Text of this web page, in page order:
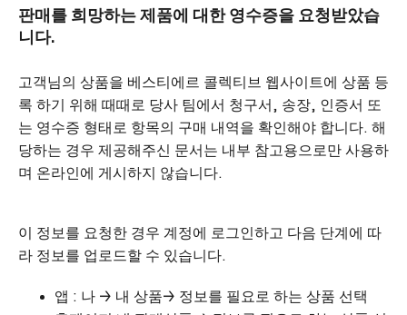
판매를 희망하는 제품에 대한 영수증을 요청받았습
니다.
고객님의 상품을 베스티에르 콜렉티브 웹사이트에 상품 등
록 하기 위해 때때로 당사 팀에서 청구서, 송장, 인증서 또
는 영수증 형태로 항목의 구매 내역을 확인해야 합니다. 해
당하는 경우 제공해주신 문서는 내부 참고용으로만 사용하
며 온라인에 게시하지 않습니다.
이 정보를 요청한 경우 계정에 로그인하고 다음 단계에 따
라 정보를 업로드할 수 있습니다.
앱 : 나 → 내 상품→ 정보를 필요로 하는 상품 선택